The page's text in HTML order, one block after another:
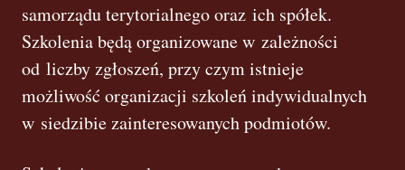
samorządu terytorialnego oraz ich spółek.
Szkolenia będą organizowane w zależności
od liczby zgłoszeń, przy czym istnieje
możliwość organizacji szkoleń indywidualnych
w siedzibie zainteresowanych podmiotów.